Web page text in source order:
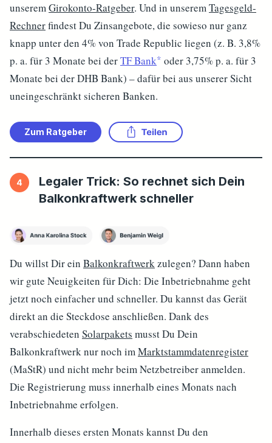
unseremGirokonto-Ratgeber. Und in unseremTagesgeld-
Rechnerfindest Du Zinsangebote, die sowieso nur ganz
knapp unter den 4% von Trade Republic liegen (z. B. 3,8%
p. a. für 3 Monate bei derTF Bank oder 3,75% p. a. für 3
Monate bei der DHB Bank) – dafür bei aus unserer Sicht
uneingeschränkt sicheren Banken.
Zum Ratgeber
Legaler Trick: So rechnet sich Dein
Balkonkraftwerk schneller
Du willst Dir ein Balkonkraftwerkzulegen? Dann haben
wir gute Neuigkeiten für Dich: Die Inbetriebnahme geht
jetzt noch einfacher und schneller. Du kannst das Gerät
direkt an die Steckdose anschließen. Dank des
verabschiedeten Solarpakets musst Du Dein
Balkonkraftwerk nur noch imMarktstammdatenregister
(MaStR) und nicht mehr beim Netzbetreiber anmelden.
Die Registrierung muss innerhalb eines Monats nach
Inbetriebnahme erfolgen.
Innerhalb dieses ersten Monats kannst Du den